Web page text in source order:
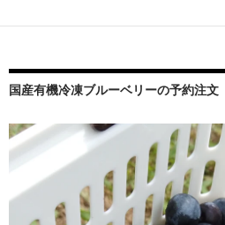
シ
ョ
ン
国産有機冷凍ブルーベリーの予約注文